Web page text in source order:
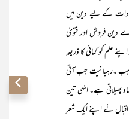
کے لیے دین میں
دین فروش اور فتویٰ
علم کو کمائی کا ذریعہ
۔رہبانیت جب آتی
پھیلاتی ہے۔ انہی تین
نے اپنے ایک شعر